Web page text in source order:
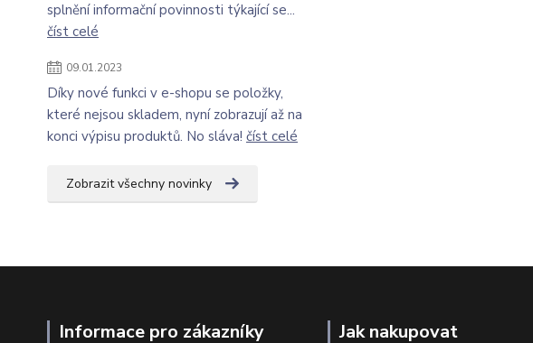
splnění informační povinnosti týkající se...
číst celé
09.01.2023
Díky nové funkci v e-shopu se položky,
které nejsou skladem, nyní zobrazují až na
konci výpisu produktů. No sláva! číst celé
Zobrazit všechny novinky
Informace pro zákazníky Jak nakupovat